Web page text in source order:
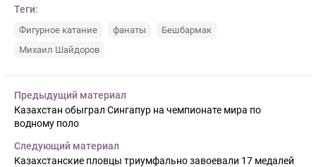
Теги:
Фигурное катание фанаты
Бешбармак
Михаил Шайдоров
Предыдущий материал
Казахстан обыграл Сингапур на чемпионате мира по
водному поло
Следующий материал
Казахстанские пловцы триумфально завоевали 17 медалей